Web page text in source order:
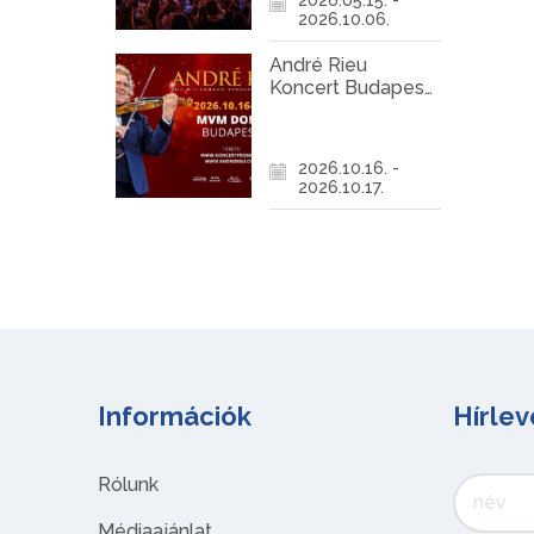
2026.10.06.
André Rieu
Koncert Budapest
2026.10.16. -
2026.10.17.
Információk
Rólunk